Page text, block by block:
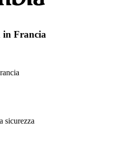
in Francia
sicurezza